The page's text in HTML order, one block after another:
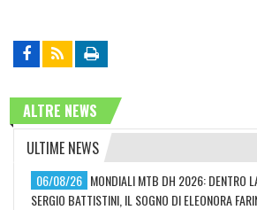
ALTRE NEWS
ULTIME NEWS
06/08/26 MONDIALI MTB DH 2026: DENTRO
SERGIO BATTISTINI, IL SOGNO DI ELEONORA